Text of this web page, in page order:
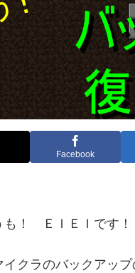
Facebook
！ ＥＩＥＩです！
クラのバックアップ